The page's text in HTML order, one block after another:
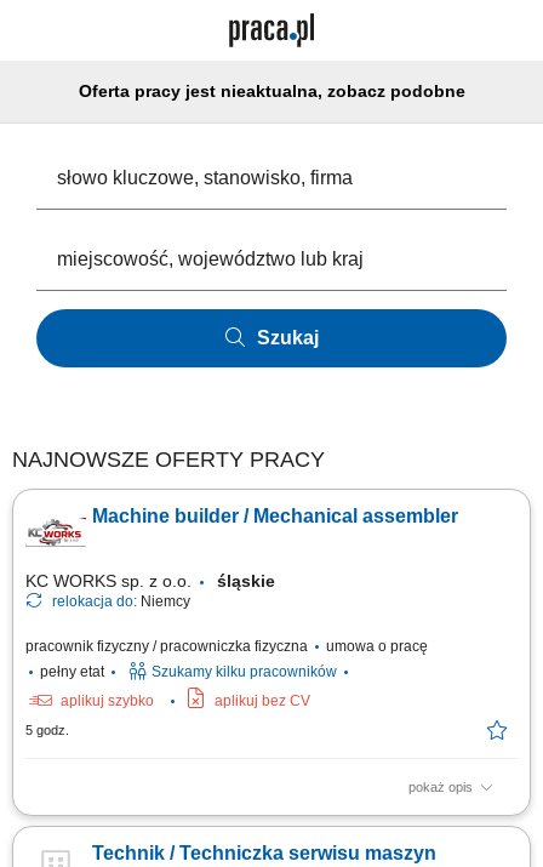
Oferta pracy jest nieaktualna, zobacz podobne
Szukaj
NAJNOWSZE OFERTY PRACY
Machine builder / Mechanical assembler
KC WORKS sp. z o.o. śląskie
relokacja do: Niemcy
pracownik fizyczny / pracowniczka fizyczna
umowa o pracę
pełny etat
Szukamy kilku pracowników
aplikuj szybko
aplikuj bez CV
5 godz.
pokaż opis
The work will be carried out at our production and assembly location in
mechanical components; Installation of machine parts according to
Technik / Techniczka serwisu maszyn